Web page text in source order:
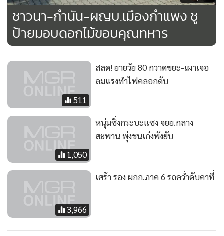
ชาวนา-กำนัน-ผญบ.เมืองกำแพง ชู
ป้ายมอบดอกไม้ขอบคุณทหาร
511
สลด! ยายวัย 80 กวาดขยะ-เผาเจอ
ลมแรงทำไฟคลอกดับ
1,050
หนุ่มซิ่งกระบะแซง จยย.กลาง
สะพาน พุ่งชนเก๋งพังยับ
3,966
เศร้า รอง ผกก.ภาค 6 รถคว่ำดับคาที่